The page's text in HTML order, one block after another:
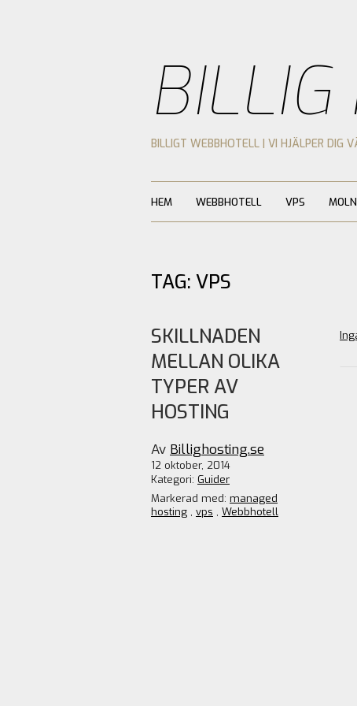
BILLIGT WEBBHOTELL | VI HJÄLPER DIG
HEM WEBBHOTELL VPS
TAG: VPS
SKILLNADEN
MELLAN OLIKA
TYPER AV
HOSTING
Av Billighosting.se
12 oktober, 2014
Kategori: Guider
Markerad med: managed
hosting , vps , Webbhotell